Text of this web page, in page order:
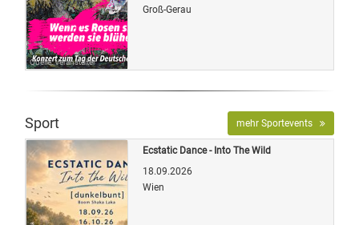
Quelle: Veranstalter
Groß-Gerau
Sport mehr Sportevents
Ecstatic Dance - Into The Wild
18.09.2026
Wien